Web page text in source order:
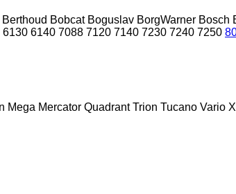
Berthoud Bobcat Boguslav BorgWarner Bosch
6130 6140 7088 7120 7140 7230 7240 7250
Mega Mercator Quadrant Trion Tucano Vario